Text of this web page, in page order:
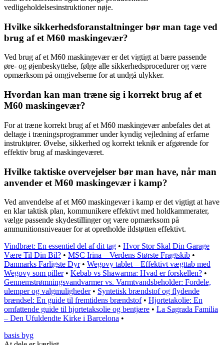
vedligeholdelsesinstruktioner nøje.
Hvilke sikkerhedsforanstaltninger bør man tage ved
brug af et M60 maskingevær?
Ved brug af et M60 maskingevær er det vigtigt at bære passende
øre- og øjenbeskyttelse, følge alle sikkerhedsprocedurer og være
opmærksom på omgivelserne for at undgå ulykker.
Hvordan kan man træne sig i korrekt brug af et
M60 maskingevær?
For at træne korrekt brug af et M60 maskingevær anbefales det at
deltage i træningsprogrammer under kyndig vejledning af erfarne
instruktører. Øvelse, sikkerhed og korrekt teknik er afgørende for
effektiv brug af maskingeværet.
Hvilke taktiske overvejelser bør man have, når man
anvender et M60 maskingevær i kamp?
Ved anvendelse af et M60 maskingevær i kamp er det vigtigt at have
en klar taktisk plan, kommunikere effektivt med holdkammerater,
vælge passende skydestillinger og være opmærksom på
ammunitionsniveauer for at opretholde ildstøtten effektivt.
Vindbræt: En essentiel del af dit tag • Hvor Stor Skal Din Garage
Være Til Din Bil? • MSC Irina – Verdens Største Fragtskib •
Danmarks Farligste Dyr• Wegovy tablet – Effektivt vægttab med
Wegovy som piller• Kebab vs Shawarma: Hvad er forskellen? •
Gennemstrømningsvandvarmer vs. Varmtvandsbeholder: Fordele,
ulemper og valgmuligheder• Syntetisk brændstof og flydende
brændsel: En guide til fremtidens brændstof• Hjortetakolie: En
omfattende guide til hjortetaksolie og bentjære • La Sagrada Familia
– Den Ufuldendte Kirke i Barcelona •
basis byg